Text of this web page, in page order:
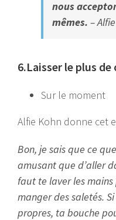
nous
mêmes. –
6.Laisser le plus
Sur le moment
Alfie Kohn donne cet
Bon, je sais que ce
amusant que d’aller
faut te laver les
manger des saletés.
propres, ta bouche